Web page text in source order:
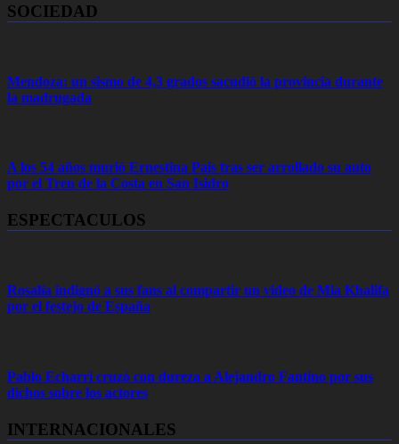
SOCIEDAD
Mendoza: un sismo de 4,3 grados sacudió la provincia durante
la madrugada
A los 54 años murió Ernestina Pais tras ser arrollado su auto
por el Tren de la Costa en San Isidro
ESPECTACULOS
Rosalía indignó a sus fans al compartir un video de Mia Khalifa
por el festejo de España
Pablo Echarri cruzó con dureza a Alejandro Fantino por sus
dichos sobre los actores
INTERNACIONALES